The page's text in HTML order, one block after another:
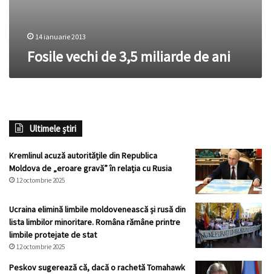
14 ianuarie 2013
Fosile vechi de 3,5 miliarde de ani
Ultimele știri
Kremlinul acuză autoritățile din Republica
Moldova de „eroare gravă” în relația cu Rusia
12 octombrie 2025
Ucraina elimină limbile moldovenească și rusă din
lista limbilor minoritare. Româna rămâne printre
limbile protejate de stat
12 octombrie 2025
Peskov sugerează că, dacă o rachetă Tomahawk